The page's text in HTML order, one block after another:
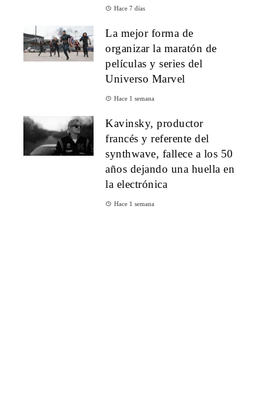
Hace 7 días
La mejor forma de
organizar la maratón de
películas y series del
Universo Marvel
Hace 1 semana
Kavinsky, productor
francés y referente del
synthwave, fallece a los 50
años dejando una huella en
la electrónica
Hace 1 semana